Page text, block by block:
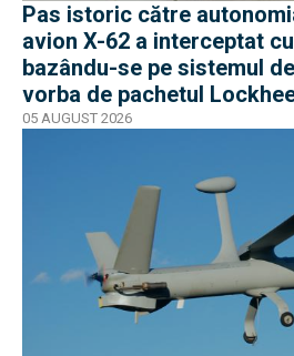
Pas istoric către
avion X-62 a interceptat
bazându-se pe sistemul
vorba de pachetul
Pod
05 AUGUST 2026